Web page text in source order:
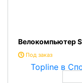
Велокомпьютер
Под заказ